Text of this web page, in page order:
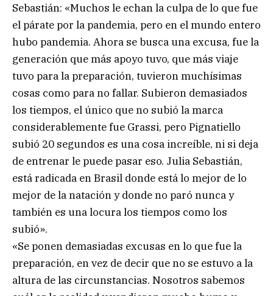
Sebastián: «Muchos le echan la culpa de lo que fue
el párate por la pandemia, pero en el mundo entero
hubo pandemia. Ahora se busca una excusa, fue la
generación que más apoyo tuvo, que más viaje
tuvo para la preparación, tuvieron muchísimas
cosas como para no fallar. Subieron demasiados
los tiempos, el único que no subió la marca
considerablemente fue Grassi, pero Pignatiello
subió 20 segundos es una cosa increíble, ni si deja
de entrenar le puede pasar eso. Julia Sebastián,
está radicada en Brasil donde está lo mejor de lo
mejor de la natación y donde no paró nunca y
también es una locura los tiempos como los
subió».
«Se ponen demasiadas excusas en lo que fue la
preparación, en vez de decir que no se estuvo a la
altura de las circunstancias. Nosotros sabemos